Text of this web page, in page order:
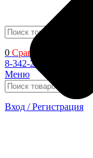
0 Сравнить
8-342-206-72-22
Меню
Вход / Регистрация